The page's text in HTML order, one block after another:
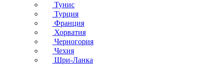
Тунис
Турция
Франция
Хорватия
Черногория
Чехия
Шри-Ланка